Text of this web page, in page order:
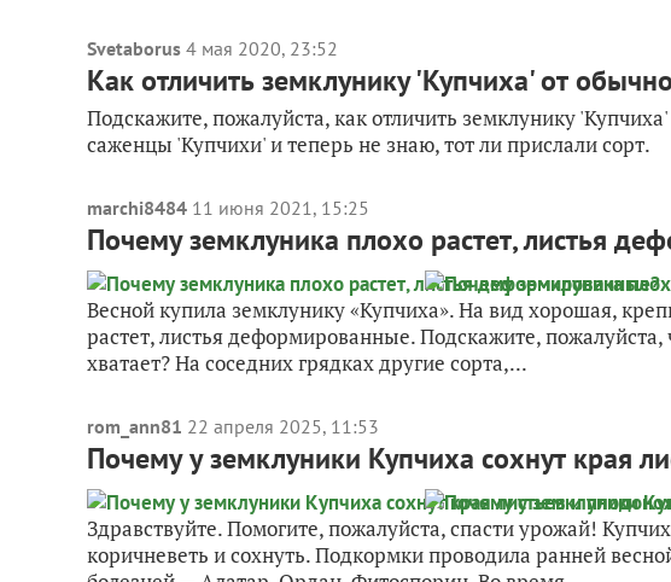
Svetaborus 4 мая 2020, 23:52
Как отличить земклунику 'Купчиха' от
Подскажите, пожалуйста, как отличить земклунику
саженцы 'Купчихи' и теперь не знаю, тот ли прислали сорт.
marchi8484 11 июня 2021, 15:25
Почему земклуника плохо растет, листья
Весной купила земклунику «Купчиха». На вид хорошая,
растет, листья деформированные. Подскажите, пожалуйста,
хватает? На соседних грядках другие сорта,...
rom_ann81 22 апреля 2025, 11:53
Почему у земклуники Купчиха сохнут края
Здравствуйте. Помогите, пожалуйста, спасти урожай!
коричневеть и сохнуть. Подкормки проводила ранней